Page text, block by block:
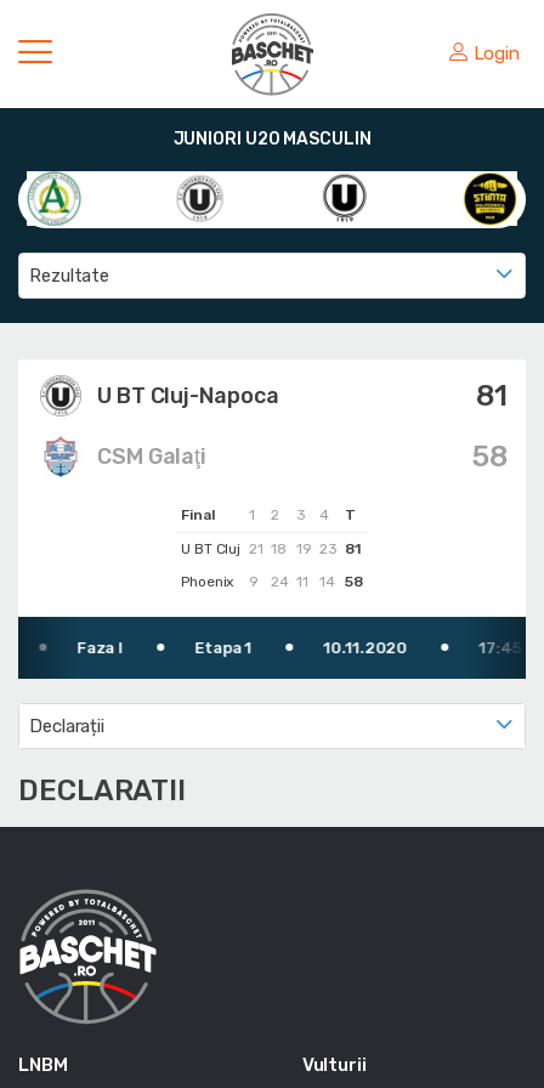
Login
JUNIORI U20 MASCULIN
Rezultate
U BT Cluj-Napoca 81
Final 1 2 3 4
T
U BT Cluj 21 18 19 23 81
Phoenix
9 24 11 14 58
58
CSM Galaţi
Faza I Etapa 1 10.11.2020 17:45
Declarații
DECLARATII
LNBM Vulturii